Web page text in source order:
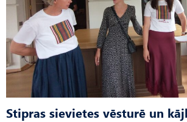
Stipras sievietes vēsturē un